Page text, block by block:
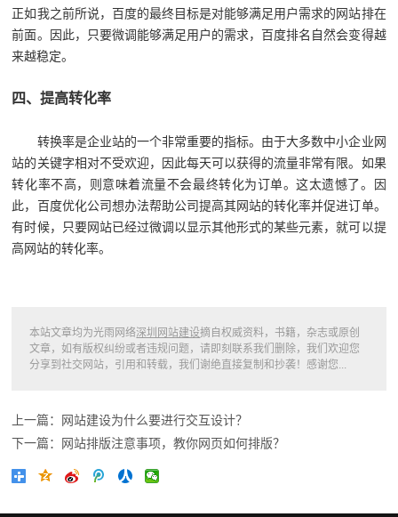
正如我之前所说，百度的最终目标是对能够满足用户需求的网站排在
前面。因此，只要微调能够满足用户的需求，百度排名自然会变得越
来越稳定。
四、提高转化率
转换率是企业站的一个非常重要的指标。由于大多数中小企业网
站的关键字相对不受欢迎，因此每天可以获得的流量非常有限。如果
转化率不高，则意味着流量不会最终转化为订单。这太遗憾了。因
此，百度优化公司想办法帮助公司提高其网站的转化率并促进订单。
有时候，只要网站已经过微调以显示其他形式的某些元素，就可以提
高网站的转化率。
本站文章均为光雨网络深圳网站建设摘自权威资料，书籍，杂志或原创
文章，如有版权纠纷或者违规问题，请即刻联系我们删除，我们欢迎您
分享到社交网站，引用和转载，我们谢绝直接复制和抄袭！感谢您...
上一篇：网站建设为什么要进行交互设计？
下一篇：网站排版注意事项，教你网页如何排版？